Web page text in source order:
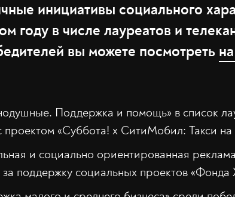
инициативы социального
году в числе лауреатов и
вы можете посмотреть
Поддержка и помощь» в список
проектом «Суббота! х СитиМобил: Такси
и социально ориентированная
поддержку социальных проектов «Фонда